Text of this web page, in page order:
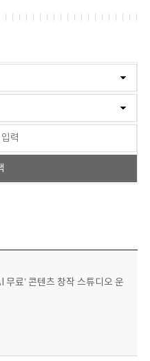
무료’ 콘텐츠 창작 스튜디오 운